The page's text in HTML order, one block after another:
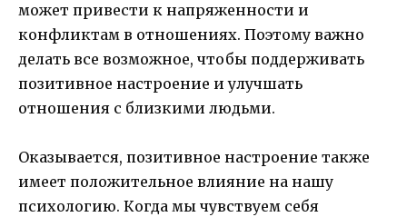
может привести к напряженности и
конфликтам в отношениях. Поэтому важно
делать все возможное, чтобы поддерживать
позитивное настроение и улучшать
отношения с близкими людьми.
Оказывается, позитивное настроение также
имеет положительное влияние на нашу
психологию. Когда мы чувствуем себя